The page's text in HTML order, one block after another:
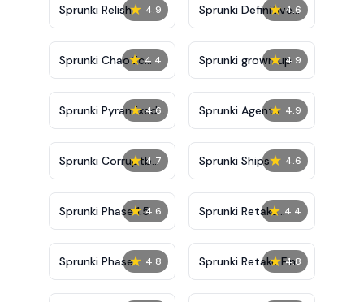
★ 4.9
Sprunki Relish ★ 4.6
Sprunki Definitive
Phase 7
★ 4.4
Sprunki Chaotic
Good
★ 4.9
Sprunki grown up
★ 4.6
Sprunki Pyramixed
0.9
★ 4.9
Sprunki Agents
★ 4.7
Sprunki Corruptbox
5
★ 4.6
Sprunki Ships
★ 4.6
Sprunki Phase 1.5 ★ 4.4
Sprunki Retake
Bonus
★ 4.8
Sprunki Phase
10000
★ 4.8
Sprunki Retake Final
Update